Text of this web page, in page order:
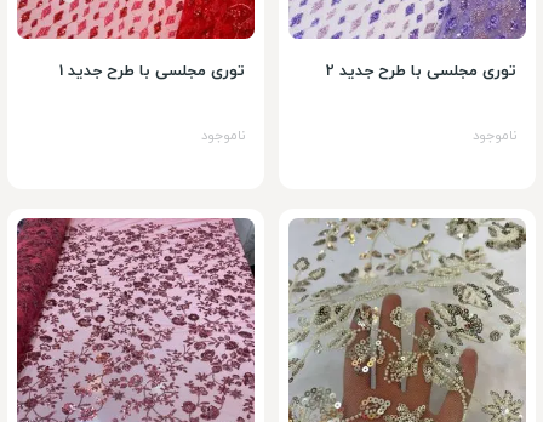
توری مجلسی با طرح جدید 2
ناموجود
توری مجلسی با طرح جدید 1
ناموجود